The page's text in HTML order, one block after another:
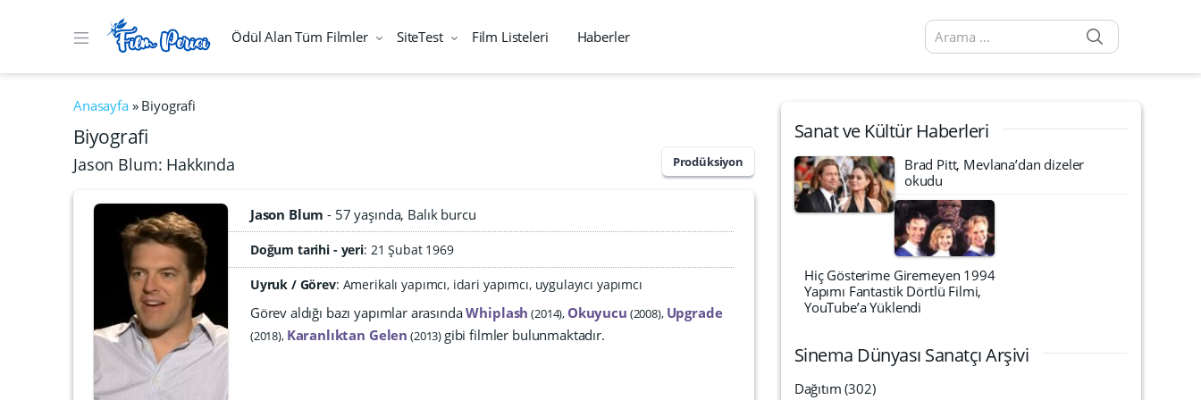
Ödül Alan Tüm Filmler SiteTest Film Listeleri Haberler
Arama sonuçları:
Anasayfa» Biyografi
Biyografi
Jason Blum: Hakkında Prodüksiyon
Jason Blum 57 yaşında Balık burcu
Doğum tarihi - yeri 21 Şubat 1969
Uyruk / Görev: Amerikalı yapımcı, idari yapımcı, uygulayıcı yapımcı
Görev aldığı bazı yapımlar arasındaWhiplash 2014 Okuyucu 2008 Upgrade
2018 Karanlıktan Gelen 2013 gibi filmler bulunmaktadır.
Sanat ve Kültür Haberleri
Brad Pitt, Mevlana’dan dizeler
okudu
Hiç Gösterime Giremeyen 1994
Yapımı Fantastik Dörtlü Filmi,
YouTube’a Yüklendi
Sinema Dünyası Sanatçı Arşivi
Dağıtım (302)